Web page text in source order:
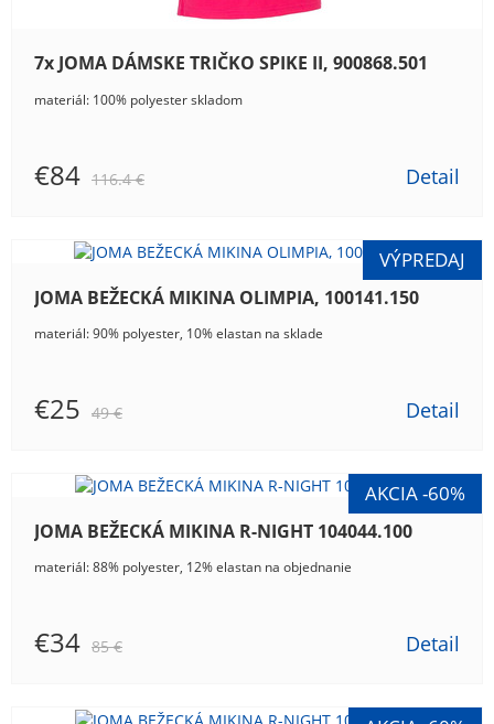
7x JOMA DÁMSKE TRIČKO SPIKE II, 900868.501
materiál: 100% polyester skladom
€84 116.4 € Detail
JOMA BEŽECKÁ MIKINA OLIMPIA, 100141.150
materiál: 90% polyester, 10% elastan na sklade
€25 49 € Detail
JOMA BEŽECKÁ MIKINA R-NIGHT 104044.100
materiál: 88% polyester, 12% elastan na objednanie
€34 85 € Detail